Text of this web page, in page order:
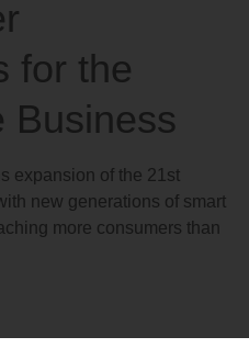
for the
Business
expansion of the 21st
new generations of smart
more consumers than